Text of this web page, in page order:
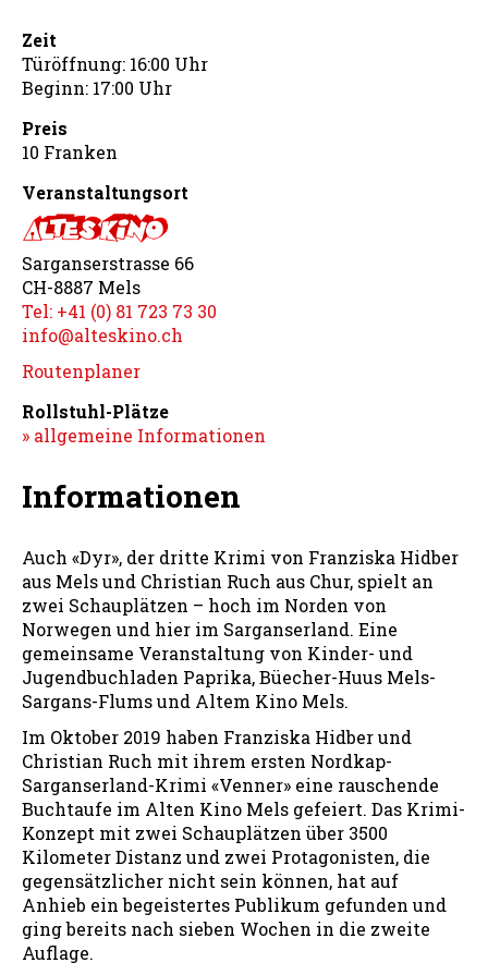
Zeit
Türöffnung: 16:00 Uhr
Beginn: 17:00 Uhr
Preis
10 Franken
Veranstaltungsort
Sarganserstrasse 66
CH-8887 Mels
Tel: +41 (0) 81 723 73 30
info@alteskino.ch
Routenplaner
Rollstuhl-Plätze
» allgemeine Informationen
Informationen
Auch «Dyr», der dritte Krimi von Franziska Hidber
aus Mels und Christian Ruch aus Chur, spielt an
zwei Schauplätzen – hoch im Norden von
Norwegen und hier im Sarganserland. Eine
gemeinsame Veranstaltung von Kinder- und
Jugendbuchladen Paprika, Büecher-Huus Mels-
Sargans-Flums und Altem Kino Mels.
Im Oktober 2019 haben Franziska Hidber und
Christian Ruch mit ihrem ersten Nordkap-
Sarganserland-Krimi «Venner» eine rauschende
Buchtaufe im Alten Kino Mels gefeiert. Das Krimi-
Konzept mit zwei Schauplätzen über 3500
Kilometer Distanz und zwei Protagonisten, die
gegensätzlicher nicht sein können, hat auf
Anhieb ein begeistertes Publikum gefunden und
ging bereits nach sieben Wochen in die zweite
Auflage.